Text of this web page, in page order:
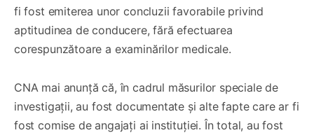
fi fost emiterea unor concluzii favorabile privind
aptitudinea de conducere, fără efectuarea
corespunzătoare a examinărilor medicale.
CNA mai anunță că, în cadrul măsurilor speciale de
investigații, au fost documentate și alte fapte care ar fi
fost comise de angajați ai instituției. În total, au fost